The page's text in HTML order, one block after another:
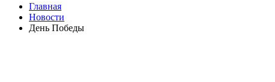
Главная
Новости
День Победы